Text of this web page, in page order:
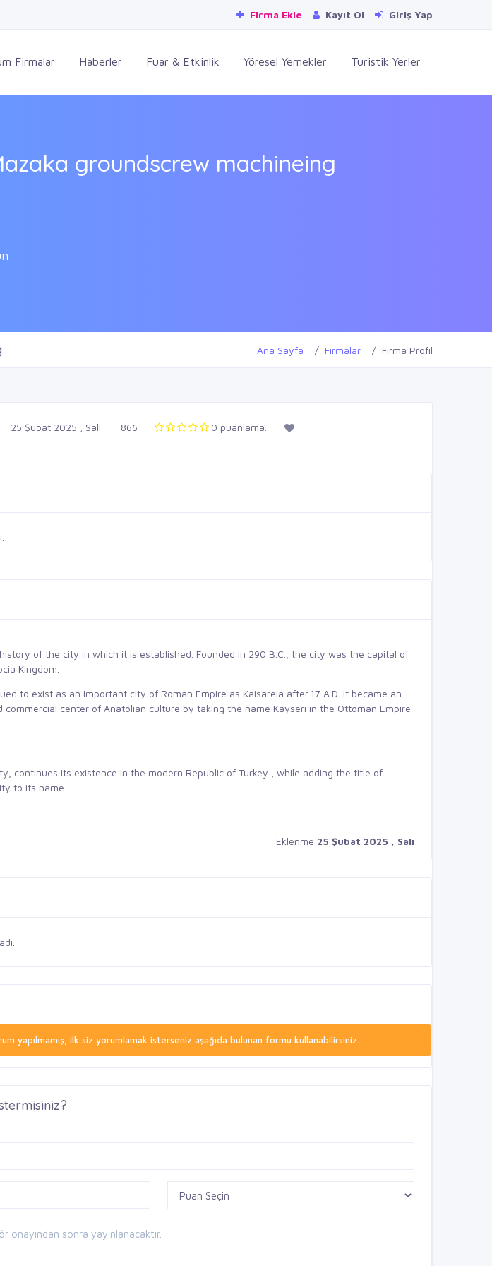
Firma Ekle Kayıt Ol Giriş Yap
Firmalar Haberler Fuar & Etkinlik Yöresel Yemekler Turistik Yerler
groundscrew machineing
Ana Sayfa Firmalar Firma Profil
25 Şubat 2025 , Salı 866 0 puanlama.
of the city in which it is established. Founded in 290 B.C., the city was the capital of
Kingdom.
to exist as an important city of Roman Empire as Kaisareia after.17 A.D. It became an
commercial center of Anatolian culture by taking the name Kayseri in the Ottoman Empire
continues its existence in the modern Republic of Turkey , while adding the title of
to its name.
Eklenme 25 Şubat 2025 , Salı
yapılmamış, ilk siz yorumlamak isterseniz aşağıda bulunan formu kullanabilirsiniz.